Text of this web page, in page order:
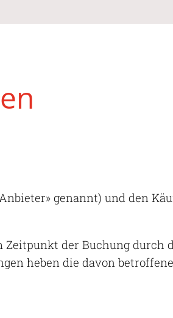
genannt) und den
Zeitpunkt der Buchung durch
heben die davon